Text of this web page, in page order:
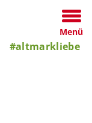
Menü
#altmarkliebe